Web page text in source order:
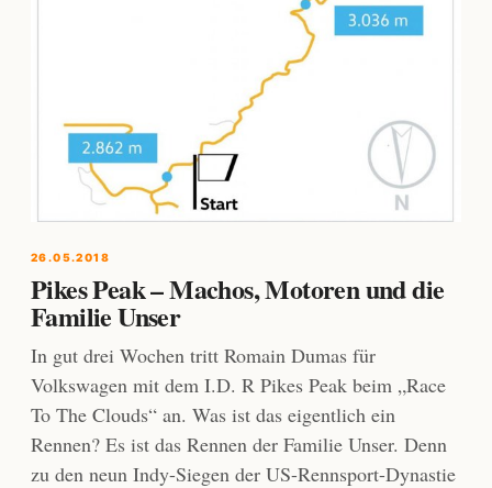
26.05.2018
Pikes Peak – Machos, Motoren und die
Familie Unser
In gut drei Wochen tritt Romain Dumas für
Volkswagen mit dem I.D. R Pikes Peak beim „Race
To The Clouds“ an. Was ist das eigentlich ein
Rennen? Es ist das Rennen der Familie Unser. Denn
zu den neun Indy-Siegen der US-Rennsport-Dynastie